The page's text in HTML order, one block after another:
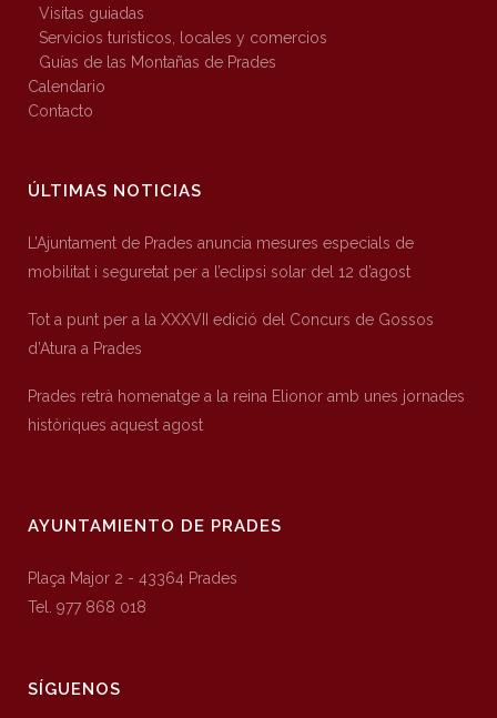
Visitas guiadas
Servicios turísticos, locales y comercios
Guías de las Montañas de Prades
Calendario
Contacto
ÚLTIMAS NOTICIAS
L’Ajuntament de Prades anuncia mesures especials de
mobilitat i seguretat per a l’eclipsi solar del 12 d’agost
Tot a punt per a la XXXVII edició del Concurs de Gossos
d’Atura a Prades
Prades retrà homenatge a la reina Elionor amb unes jornades
històriques aquest agost
AYUNTAMIENTO DE PRADES
Plaça Major 2 - 43364 Prades
Tel. 977 868 018
SÍGUENOS